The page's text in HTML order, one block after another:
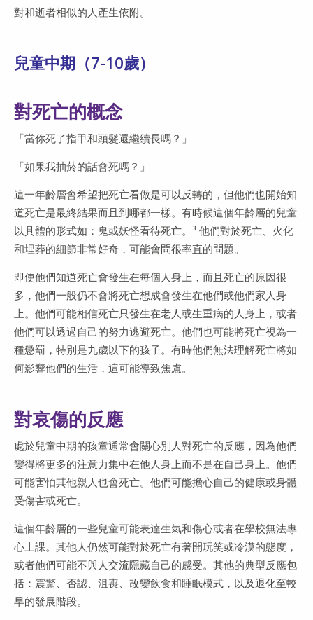
對和逝者相似的人產生依附。
兒童中期（7-10歲）
對死亡的概念
「當你死了指甲和頭髮還繼續長嗎？」
「如果我抽菸的話會死嗎？」
這一年齡層會希望把死亡看做是可以反轉的，但他們也開始知
道死亡是最終結果而且到哪都一樣。有時候這個年齡層的兒童
以具體的形式如：鬼或妖怪看待死亡。³ 他們對於死亡、火化
和埋葬的細節非常好奇，可能會問很率直的問題。
即使他們知道死亡會發生在每個人身上，而且死亡的原因很
多，他們一般仍不會將死亡想成會發生在他們或他們家人身
上。他們可能相信死亡只發生在老人或生重病的人身上，或者
他們可以透過自己的努力逃避死亡。他們也可能將死亡視為一
種懲罰，特別是九歲以下的孩子。有時他們無法理解死亡將如
何影響他們的生活，這可能導致焦慮。
對哀傷的反應
處於兒童中期的孩童通常會關心別人對死亡的反應，因為他們
變得將更多的注意力集中在他人身上而不是在自己身上。他們
可能害怕其他親人也會死亡。他們可能擔心自己的健康或身體
受傷害或死亡。
這個年齡層的一些兒童可能表達生氣和傷心或者在學校無法專
心上課。其他人仍然可能對於死亡有著開玩笑或冷漠的態度，
或者他們可能不與人交流隱藏自己的感受。其他的典型反應包
括：震驚、否認、沮喪、改變飲食和睡眠模式，以及退化至較
早的發展階段。